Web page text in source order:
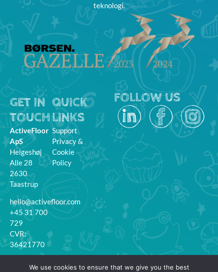
teknologi.
GET IN
TOUCH
ActiveFloor
ApS
Helgeshøj
Alle 28
2630
Taastrup
hello@activefloor.com
+45 31 700
729
CVR:
36421770
QUICK
LINKS
Support
Privacy &
Cookie
Policy
MyFloor
FOLLOW US
We use cookies to ensure that we give you the best